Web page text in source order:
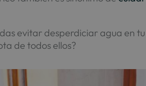
evitar desperdiciar agua en
de todos ellos?